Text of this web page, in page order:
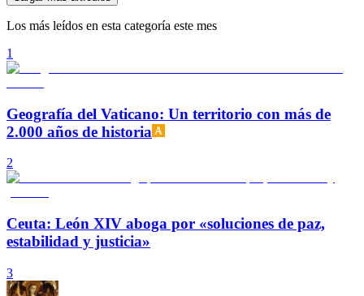
Los más leídos en esta categoría este mes
1
Geografía del Vaticano: Un territorio con más de
2.000 años de historia
2
Ceuta: León XIV aboga por «soluciones de paz,
estabilidad y justicia»
3